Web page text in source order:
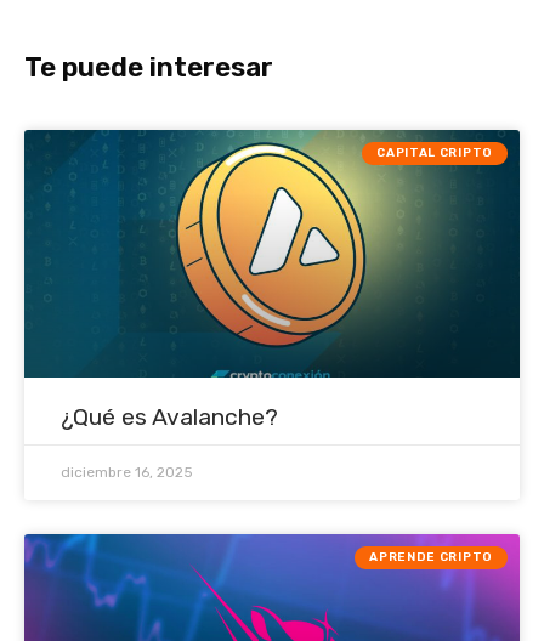
Te puede interesar
CAPITAL CRIPTO
¿Qué es Avalanche?
diciembre 16, 2025
APRENDE CRIPTO